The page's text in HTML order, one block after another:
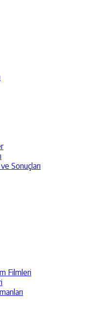
Sonuçları
Filmleri